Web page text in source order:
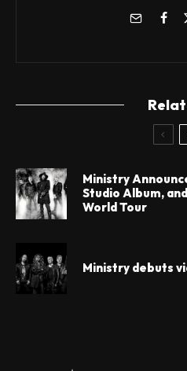
Ministry
Studio Album,
World Tour
Ministry debuts